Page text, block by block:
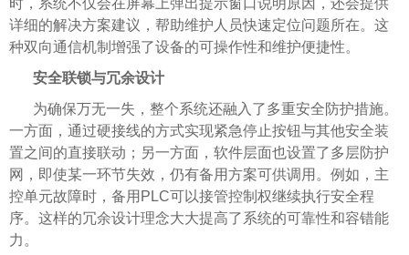
详细的解决方案建议，帮助维护人员快速定位问题所在。这
种双向通信机制增强了设备的可操作性和维护便捷性。
安全联锁与冗余设计
为确保万无一失，整个系统还融入了多重安全防护措施。
一方面，通过硬接线的方式实现紧急停止按钮与其他安全装
置之间的直接联动；另一方面，软件层面也设置了多层防护
网，即使某一环节失效，仍有备用方案可供调用。例如，主
控单元故障时，备用PLC可以接管控制权继续执行安全程
序。这样的冗余设计理念大大提高了系统的可靠性和容错能
力。